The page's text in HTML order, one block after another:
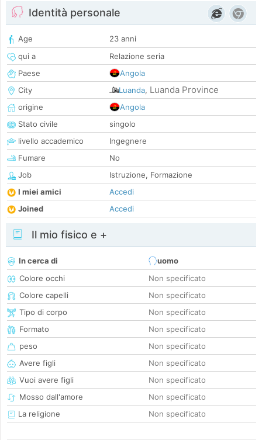
Identità personale
Age
23 anni
qui a
Relazione seria
Paese
Angola
City
Luanda, Luanda Province
origine
Angola
Stato civile
singolo
livello accademico
Ingegnere
Fumare
No
Job
Istruzione, Formazione
I miei amici
Accedi
Joined
Accedi
Il mio fisico e +
In cerca di
uomo
Colore occhi
Non specificato
Colore capelli
Non specificato
Tipo di corpo
Non specificato
Formato
Non specificato
peso
Non specificato
Avere figli
Non specificato
Vuoi avere figli
Non specificato
Mosso dall'amore
Non specificato
La religione
Non specificato